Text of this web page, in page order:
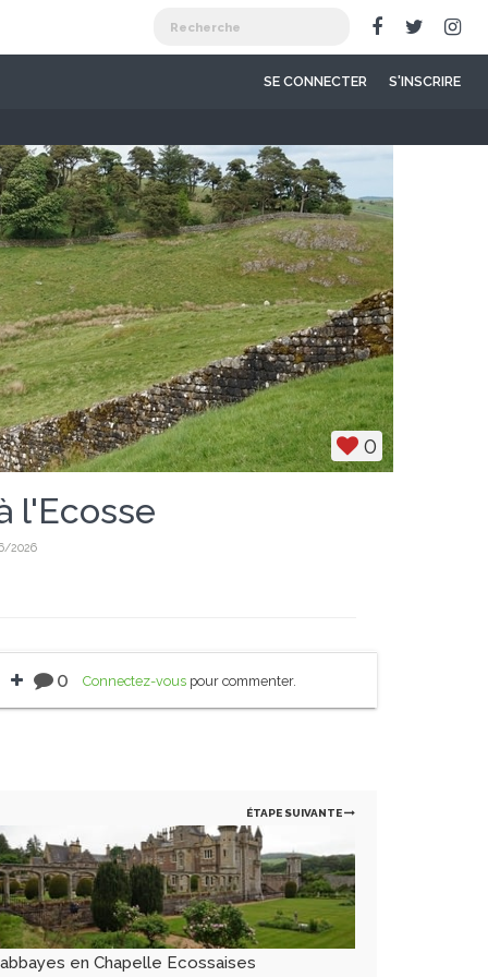
SE CONNECTER S'INSCRIRE
0
l'Ecosse
2026
0 Connectez-vous pour commenter.
ÉTAPE SUIVANTE
en Chapelle Ecossaises